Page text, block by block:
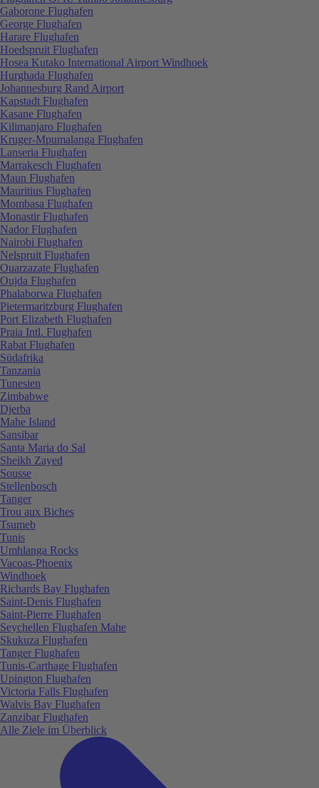
Gaborone Flughafen
George Flughafen
Harare Flughafen
Hoedspruit Flughafen
Hosea Kutako International Airport Windhoek
Hurghada Flughafen
Johannesburg Rand Airport
Kapstadt Flughafen
Kasane Flughafen
Kilimanjaro Flughafen
Kruger-Mpumalanga Flughafen
Lanseria Flughafen
Marrakesch Flughafen
Maun Flughafen
Mauritius Flughafen
Mombasa Flughafen
Monastir Flughafen
Nador Flughafen
Nairobi Flughafen
Nelspruit Flughafen
Ouarzazate Flughafen
Oujda Flughafen
Phalaborwa Flughafen
Pietermaritzburg Flughafen
Port Elizabeth Flughafen
Praia Intl. Flughafen
Rabat Flughafen
Südafrika
Tanzania
Tunesien
Zimbabwe
Djerba
Mahe Island
Sansibar
Santa Maria do Sal
Sheikh Zayed
Sousse
Stellenbosch
Tanger
Trou aux Biches
Tsumeb
Tunis
Umhlanga Rocks
Vacoas-Phoenix
Windhoek
Richards Bay Flughafen
Saint-Denis Flughafen
Saint-Pierre Flughafen
Seychellen Flughafen Mahe
Skukuza Flughafen
Tanger Flughafen
Tunis-Carthage Flughafen
Upington Flughafen
Victoria Falls Flughafen
Walvis Bay Flughafen
Zanzibar Flughafen
Alle Ziele im Überblick